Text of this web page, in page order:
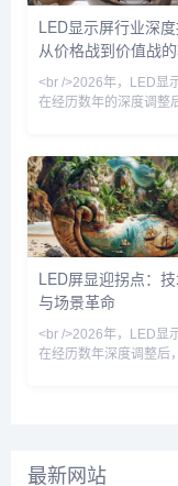
增长引擎，东南亚、中
的数字标牌项目加速落
LED显示屏出口额创下
轮复苏并非
LED显示屏行业深度
从价格战到价值战
路
<br />2026年，LED显
在经历数年的深度调整
广告、舞台租赁、虚拟
游需求的持续回暖，头
营收和净利润均实现双
长。行业整体产能利用
健康水平，此前困扰行
竞争局面得到有效遏制
<br />这一轮复苏并非
期性反弹，而是行业结
LED和Mini
LED屏显迎拐点：
与场景革命
<br />2026年，LED显
在经历数年深度调整后
周期性反弹，而是由技
最新网站